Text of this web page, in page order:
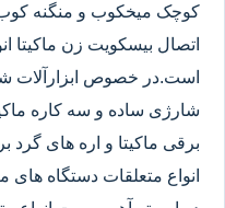
کوچک میخکوب و منگنه
اتصال بیسکویت زن ماکیتا
است.در خصوص ابزارآلات
شارژی ساده و سه کاره
برقی ماکیتا و اره های گرد
انواع متعلقات دستگاه های